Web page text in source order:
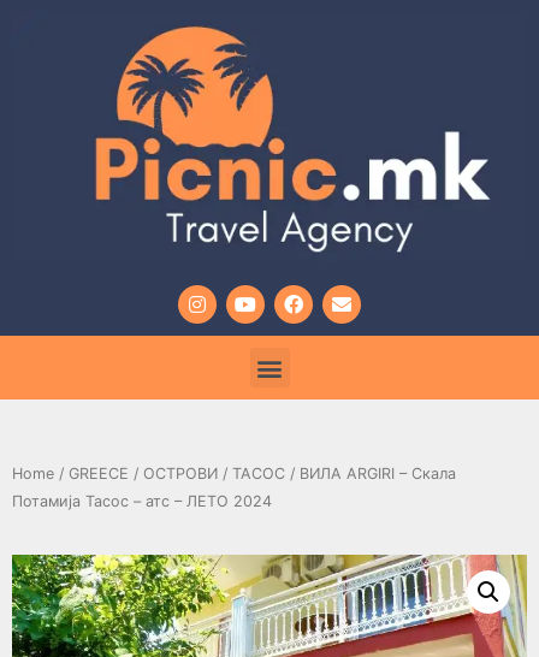
Home / GREECE / ОСТРОВИ / ТАСОС / ВИЛА ARGIRI – Скала
Потамија Тасос – атс – ЛЕТО 2024